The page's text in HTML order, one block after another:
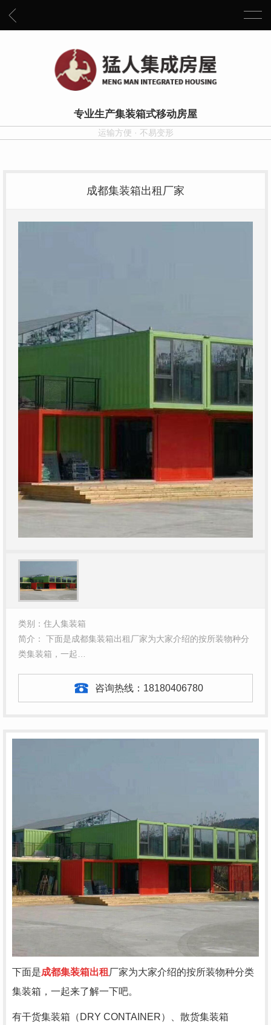
专业生产集装箱式移动房屋
运输方便 · 不易变形
成都集装箱出租厂家
类别：住人集装箱
简介： 下面是成都集装箱出租厂家为大家介绍的按所装物种分
类集装箱，一起…
咨询热线： 18180406780
下面是成都集装箱出租 厂家为大家介绍的按所装物种分类
集装箱，一起来了解一下吧。
有干货集装箱（DRY CONTAINER）、散货集装箱